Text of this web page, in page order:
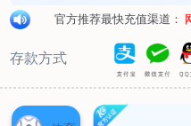
糖果包装纸
汉堡包装纸
包肉纸
吸油纸